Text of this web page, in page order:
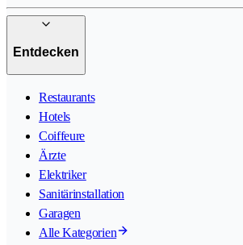
Entdecken
Restaurants
Hotels
Coiffeure
Ärzte
Elektriker
Sanitärinstallation
Garagen
Alle Kategorien